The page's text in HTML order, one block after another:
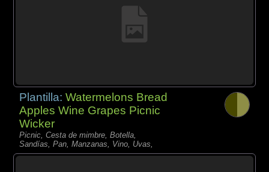
Plantilla:Watermelons Bread
Apples Wine Grapes Picnic
Wicker
Picnic, Cesta de mimbre, Botella,
Sandías, Pan, Manzanas, Vino, Uvas,